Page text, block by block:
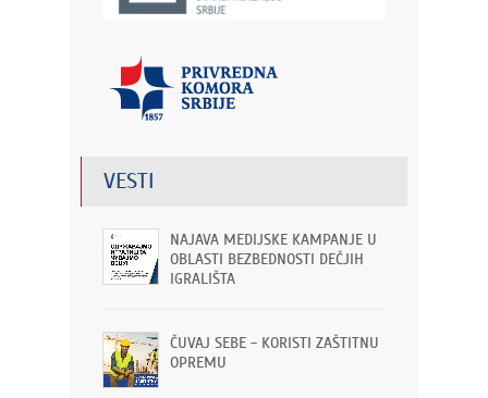
VESTI
NAJAVA MEDIJSKE KAMPANJE U
OBLASTI BEZBEDNOSTI DEČJIH
IGRALIŠTA
ČUVAJ SEBE - KORISTI ZAŠTITNU
OPREMU